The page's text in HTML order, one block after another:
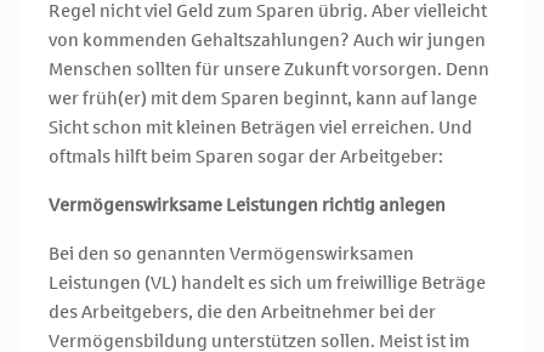
Regel nicht viel Geld zum Sparen übrig. Aber vielleicht
von kommenden Gehaltszahlungen? Auch wir jungen
Menschen sollten für unsere Zukunft vorsorgen. Denn
wer früh(er) mit dem Sparen beginnt, kann auf lange
Sicht schon mit kleinen Beträgen viel erreichen. Und
oftmals hilft beim Sparen sogar der Arbeitgeber:
Vermögenswirksame Leistungen richtig anlegen
Bei den so genannten Vermögenswirksamen
Leistungen (VL) handelt es sich um freiwillige Beträge
des Arbeitgebers, die den Arbeitnehmer bei der
Vermögensbildung unterstützen sollen. Meist ist im